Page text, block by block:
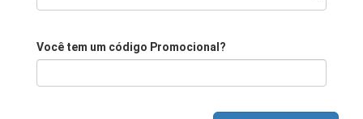
Você tem um código Promocional?